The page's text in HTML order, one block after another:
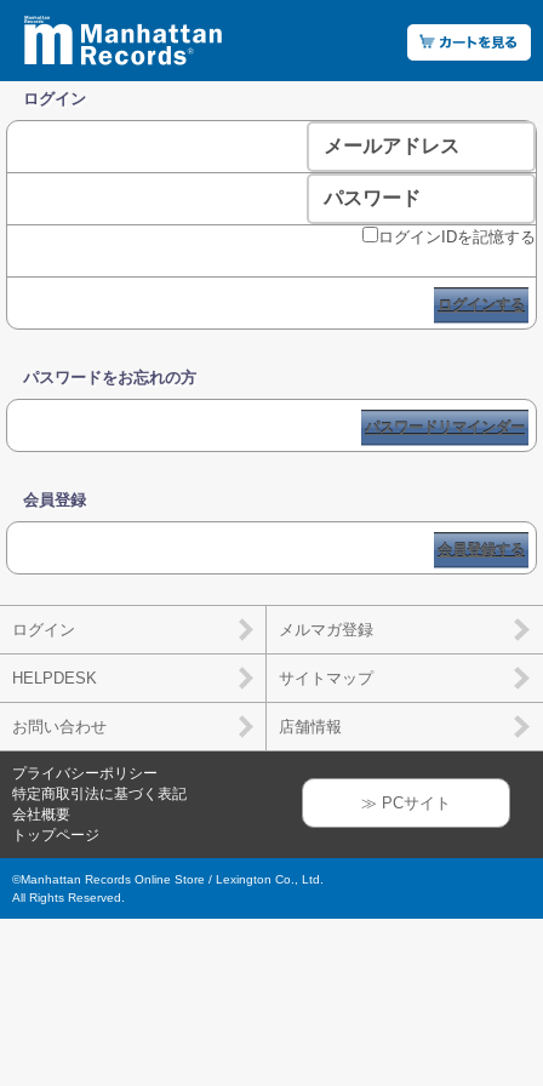
ログイン
メールアドレス
パスワード
ログインIDを記憶する
ログインする
パスワードをお忘れの方
パスワードリマインダー
会員登録
会員登録する
ログイン メルマガ登録
HELPDESK サイトマップ
お問い合わせ 店舗情報
プライバシーポリシー
特定商取引法に基づく表記
会社概要
トップページ
≫ PCサイト
©Manhattan Records Online Store / Lexington Co., Ltd.
All Rights Reserved.